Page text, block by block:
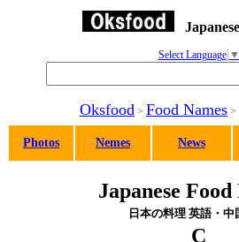
Select Language ▼
Oksfood > Food Names >
Photos Nemes News
Japanese Food
日本の料理 英語・中
C